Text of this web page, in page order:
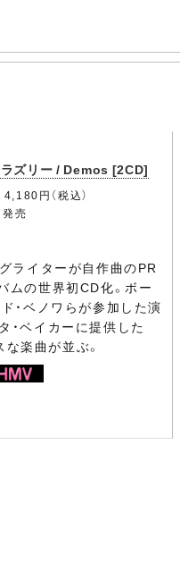
ラズリー / Demos [2CD]
円（税込）
発売
ライターが自作曲のPR
ムの世界初CD化。ボー
・ベノワらが参加した演
・ベイカーに提供した
な楽曲が並ぶ。